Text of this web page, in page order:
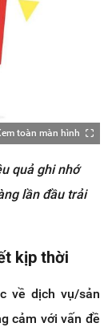
toàn màn hình
quả ghi nhớ
lần đầu trải
kịp thời
về dịch vụ/sản
cảm với vấn đề